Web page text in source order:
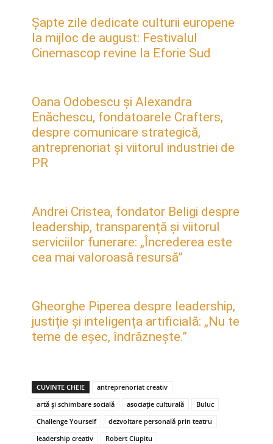
Șapte zile dedicate culturii europene
la mijloc de august: Festivalul
Cinemascop revine la Eforie Sud
Oana Odobescu și Alexandra
Enăchescu, fondatoarele Crafters,
despre comunicare strategică,
antreprenoriat și viitorul industriei de
PR
Andrei Cristea, fondator Beligi despre
leadership, transparență și viitorul
serviciilor funerare: „Încrederea este
cea mai valoroasă resursă”
Gheorghe Piperea despre leadership,
justiție și inteligența artificială: „Nu te
teme de eșec, îndrăznește.”
CUVINTE CHEIE
antreprenoriat creativ
artă și schimbare socială
asociație culturală
Buluc
Challenge Yourself
dezvoltare personală prin teatru
leadership creativ
Robert Ciupitu